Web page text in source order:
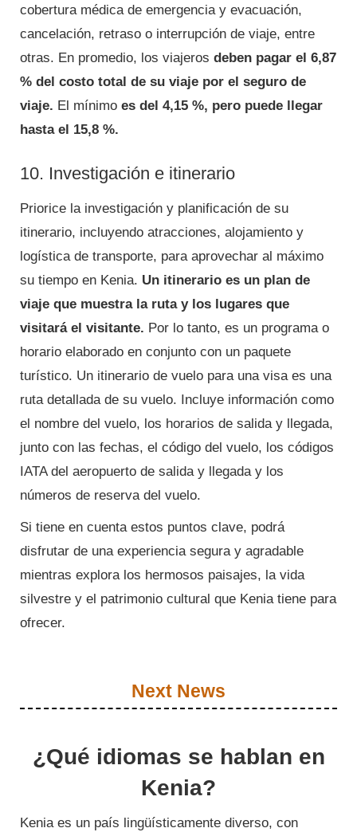
cobertura médica de emergencia y evacuación,
cancelación, retraso o interrupción de viaje, entre
otras. En promedio, los viajeros deben pagar el 6,87
% del costo total de su viaje por el seguro de
viaje. El mínimo es del 4,15 %, pero puede llegar
hasta el 15,8 %.
10. Investigación e itinerario
Priorice la investigación y planificación de su
itinerario, incluyendo atracciones, alojamiento y
logística de transporte, para aprovechar al máximo
su tiempo en Kenia. Un itinerario es un plan de
viaje que muestra la ruta y los lugares que
visitará el visitante. Por lo tanto, es un programa o
horario elaborado en conjunto con un paquete
turístico. Un itinerario de vuelo para una visa es una
ruta detallada de su vuelo. Incluye información como
el nombre del vuelo, los horarios de salida y llegada,
junto con las fechas, el código del vuelo, los códigos
IATA del aeropuerto de salida y llegada y los
números de reserva del vuelo.
Si tiene en cuenta estos puntos clave, podrá
disfrutar de una experiencia segura y agradable
mientras explora los hermosos paisajes, la vida
silvestre y el patrimonio cultural que Kenia tiene para
ofrecer.
Next News
¿Qué idiomas se hablan en
Kenia?
Kenia es un país lingüísticamente diverso, con